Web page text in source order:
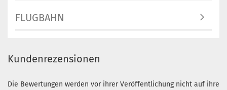
FLUGBAHN
Kundenrezensionen
Die Bewertungen werden vor ihrer Veröffentlichung nicht auf ihre